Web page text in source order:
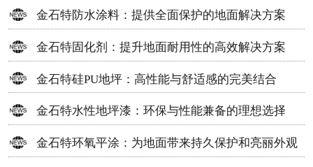
方案
金石特防水涂料：提供全面保护的地面解决方案
金石特固化剂：提升地面耐用性的高效解决方案
金石特硅PU地坪：高性能与舒适感的完美结合
金石特水性地坪漆：环保与性能兼备的理想选择
金石特环氧平涂：为地面带来持久保护和亮丽外观